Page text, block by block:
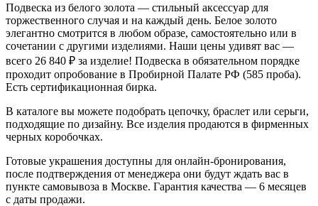
Подвеска из белого золота — стильный аксессуар для
торжественного случая и на каждый день. Белое золото
элегантно смотрится в любом образе, самостоятельно или в
сочетании с другими изделиями. Наши цены удивят вас —
всего 26 840 ₽ за изделие! Подвеска в обязательном порядке
проходит опробование в Пробирной Палате РФ (585 проба).
Есть сертификационная бирка.
В каталоге вы можете подобрать цепочку, браслет или серьги,
подходящие по дизайну. Все изделия продаются в фирменных
черных коробочках.
Готовые украшения доступны для онлайн-бронирования,
после подтверждения от менеджера они будут ждать вас в
пункте самовывоза в Москве. Гарантия качества — 6 месяцев
с даты продажи.